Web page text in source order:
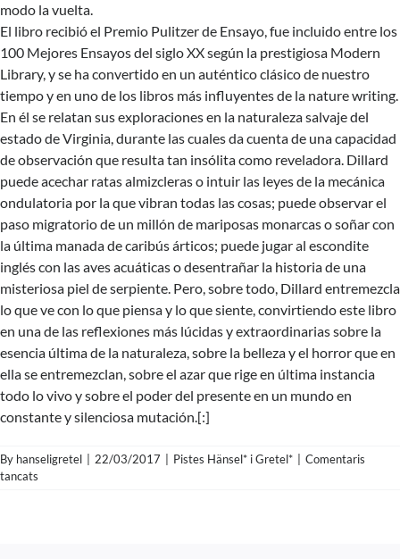
modo la vuelta.
El libro recibió el Premio Pulitzer de Ensayo, fue incluido entre los
100 Mejores Ensayos del siglo XX según la prestigiosa Modern
Library, y se ha convertido en un auténtico clásico de nuestro
tiempo y en uno de los libros más influyentes de la nature writing.
En él se relatan sus exploraciones en la naturaleza salvaje del
estado de Virginia, durante las cuales da cuenta de una capacidad
de observación que resulta tan insólita como reveladora. Dillard
puede acechar ratas almizcleras o intuir las leyes de la mecánica
ondulatoria por la que vibran todas las cosas; puede observar el
paso migratorio de un millón de mariposas monarcas o soñar con
la última manada de caribús árticos; puede jugar al escondite
inglés con las aves acuáticas o desentrañar la historia de una
misteriosa piel de serpiente. Pero, sobre todo, Dillard entremezcla
lo que ve con lo que piensa y lo que siente, convirtiendo este libro
en una de las reflexiones más lúcidas y extraordinarias sobre la
esencia última de la naturaleza, sobre la belleza y el horror que en
ella se entremezclan, sobre el azar que rige en última instancia
todo lo vivo y sobre el poder del presente en un mundo en
constante y silenciosa mutación.[:]
By hanseligretel 22/03/2017 Pistes Hänsel* i Gretel*
Comentaris
tancats